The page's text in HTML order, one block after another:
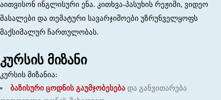
აითვისონ ინგლისური ენა. კითხვა-პასუხის რეჟიმი, ვიდეო
მასალები და თემატური სავარჯიშოები უზრუნველყოფს
მაქსიმალურ ჩართულობას.
კურსის მიზანი
კურსის მიზანია:
ბაზისური ცოდნის გაუმჯობესება და განვითარება